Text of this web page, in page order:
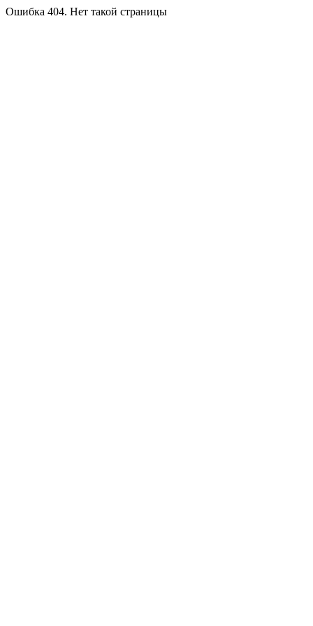
Ошибка 404. Нет такой страницы